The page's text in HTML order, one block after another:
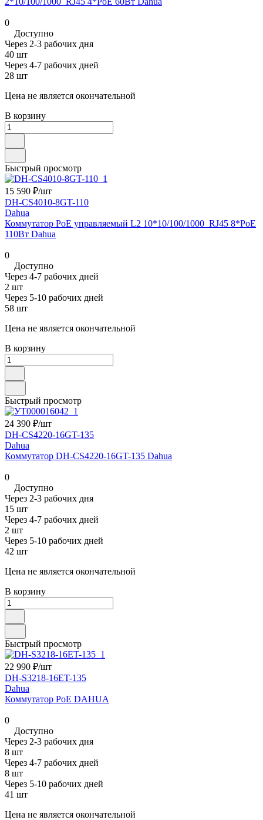
0
Доступно
Через 2-3 рабочих дня
40 шт
Через 4-7 рабочих дней
28 шт
Цена не является окончательной
В корзину
Быстрый просмотр
15 590 ₽/шт
DH-CS4010-8GT-110
Dahua
Коммутатор PoE управляемый L2 10*10/100/1000_RJ45 8*PoE
110Вт Dahua
0
Доступно
Через 4-7 рабочих дней
2 шт
Через 5-10 рабочих дней
58 шт
Цена не является окончательной
В корзину
Быстрый просмотр
24 390 ₽/шт
DH-CS4220-16GT-135
Dahua
Коммутатор DH-CS4220-16GT-135 Dahua
0
Доступно
Через 2-3 рабочих дня
15 шт
Через 4-7 рабочих дней
2 шт
Через 5-10 рабочих дней
42 шт
Цена не является окончательной
В корзину
Быстрый просмотр
22 990 ₽/шт
DH-S3218-16ET-135
Dahua
Коммутатор PoE DAHUA
0
Доступно
Через 2-3 рабочих дня
8 шт
Через 4-7 рабочих дней
8 шт
Через 5-10 рабочих дней
41 шт
Цена не является окончательной